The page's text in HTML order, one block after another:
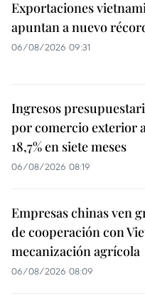
Exportaciones
apuntan a nuevo
06/08/2026 09:31
Ingresos
por comercio exterior
18,7% en siete meses
06/08/2026 08:19
Empresas chinas ven
de cooperación con
mecanización agrícola
06/08/2026 08:09